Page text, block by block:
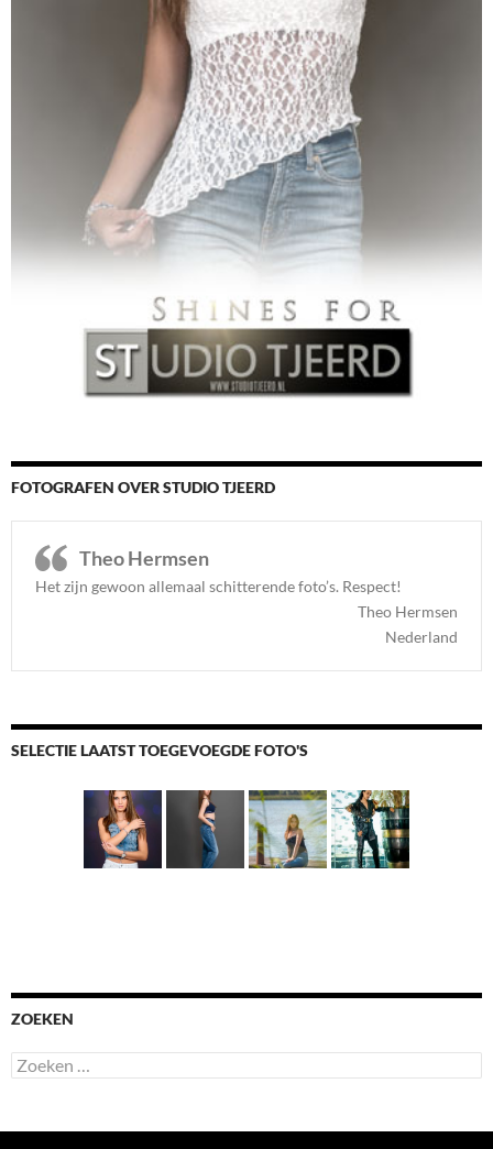
FOTOGRAFEN OVER STUDIO TJEERD
Theo Hermsen
Het zijn gewoon allemaal schitterende foto’s. Respect!
Theo Hermsen
Nederland
SELECTIE LAATST TOEGEVOEGDE FOTO'S
ZOEKEN
Zoeken
naar: